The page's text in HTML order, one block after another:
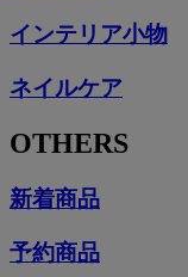
インテリア小物
ネイルケア
OTHERS
新着商品
予約商品